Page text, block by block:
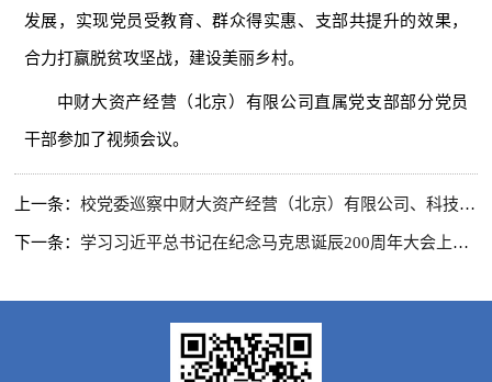
发展，实现党员受教育、群众得实惠、支部共提升的效果，
合力打赢脱贫攻坚战，建设美丽乡村。
中财大资产经营（北京）有限公司直属党支部部分党员
干部参加了视频会议。
上一条：校党委巡察中财大资产经营（北京）有限公司、科技园管理办公室工作动员会召开
下一条：学习习近平总书记在纪念马克思诞辰200周年大会上的重要讲话